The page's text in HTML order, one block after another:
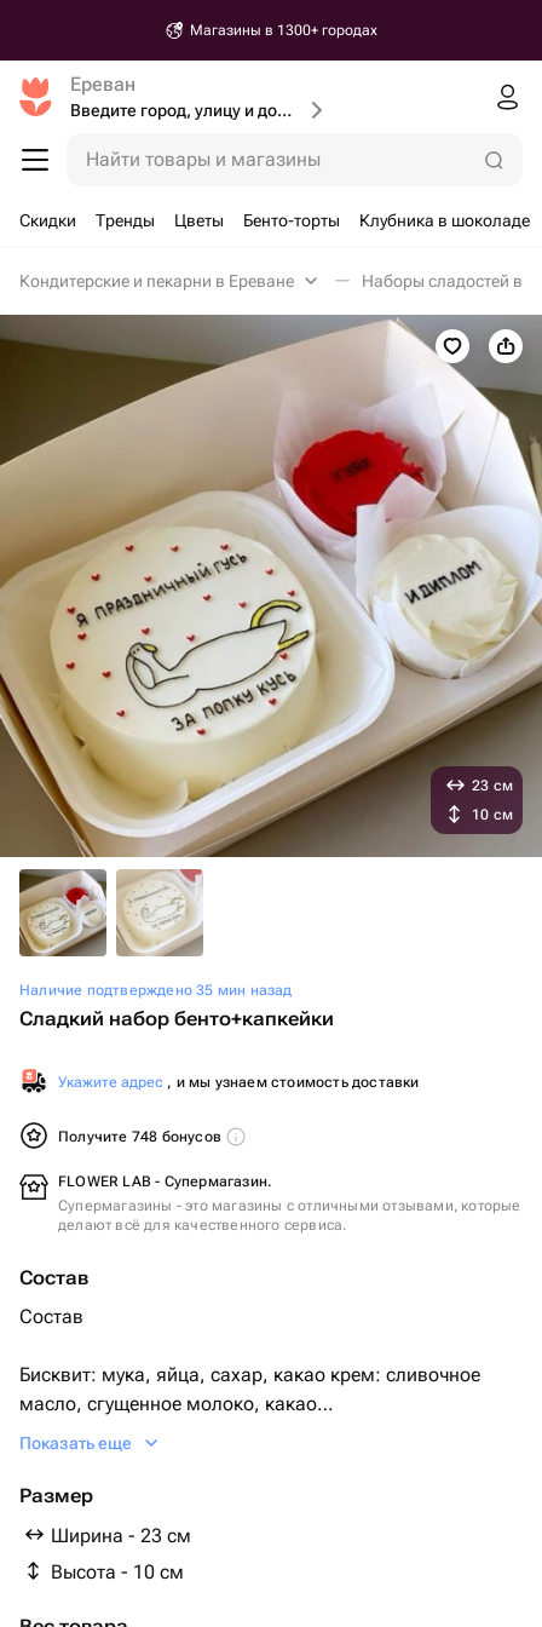
Магазины в 1300+ городах
Ереван
Введите город, улицу и дом доставки
Найти товары и магазины
Скидки Тренды Цветы Бенто-торты Клубника в шоколаде
Кондитерские и пекарни в Ереване Наборы сладостей в
Наличие подтверждено 35 мин назад
Сладкий набор бенто+капкейки
Укажите адрес , и мы узнаем стоимость доставки
Получите 748 бонусов
FLOWER LAB - Супермагазин.
Супермагазины - это магазины с отличными отзывами, которые
делают всё для качественного сервиса.
Состав
Состав
Бисквит: мука, яйца, сахар, какао крем: сливочное
масло, сгущенное молоко, какао
1) шоколадный бисквит и шоколадный крем
Показать еще
Размер
Ширина - 23 см
Высота - 10 см
23 см
10 см